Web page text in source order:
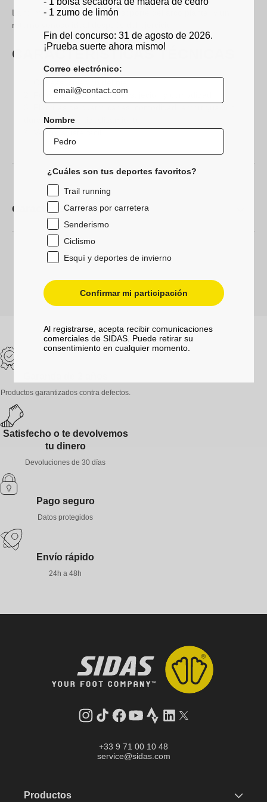
La forma 3D proporciona un soporte del arco plantar y un
retorno venoso ideal después del ejercicio.
CARACTERÍSTICAS TÉCNICAS
Correas: sujeción del pie
Forma en 3D anatómica: sujeción y comodidad
durabilidad y antideslizamiento
Velcro: ajuste fácil
Características técnicas
Productos garantizados contra defectos.
Satisfecho o te devolvemos
tu dinero
Devoluciones de 30 días
Pago seguro
Datos protegidos
Envío rápido
24h a 48h
Instagram
tiktokfacebookyoutubeStravaLinkedInGorjeo
+33 9 71 00 10 48
service@sidas.com
Productos
- 1 zumo de limón
Fin del concurso: 31 de agosto de 2026.
¡Prueba suerte ahora mismo!
Correo electrónico:
Nombre
¿Cuáles son tus deportes favoritos?
Trail running
Carreras por carretera
Senderismo
Ciclismo
Esquí y deportes de invierno
Confirmar mi participación
Al registrarse, acepta recibir comunicaciones
comerciales de SIDAS. Puede retirar su
consentimiento en cualquier momento.